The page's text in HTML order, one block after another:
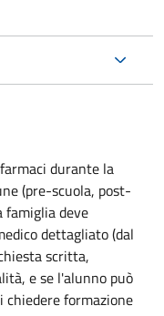
durante la
(pre-scuola, post-
famiglia deve
dettagliato (dal
scritta,
e se l'alunno può
formazione